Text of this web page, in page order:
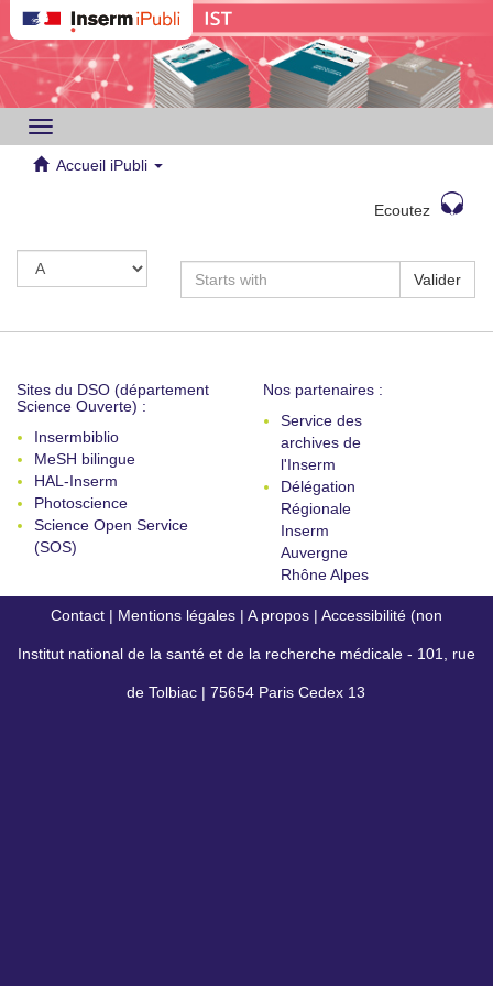
Toggle
navigation
Accueil iPubli
Ecoutez
Valider
Sites du DSO (département
Science Ouverte) :
Insermbiblio
MeSH bilingue
HAL-Inserm
Photoscience
Science Open Service
(SOS)
Nos partenaires :
Service des
archives de
l'Inserm
Délégation
Régionale
Inserm
Auvergne
Rhône Alpes
Contact | Mentions légales | A propos | Accessibilité (non
conforme)
Institut national de la santé et de la recherche médicale - 101, rue
de Tolbiac | 75654 Paris Cedex 13